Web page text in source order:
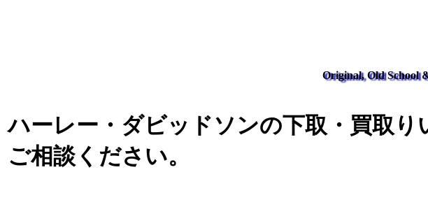
Original, Old School
ハーレー・ダビッドソンの下取・買取
ご相談ください。